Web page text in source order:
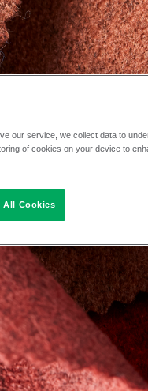
our service, we collect data to
of cookies on your device to
All Cookies